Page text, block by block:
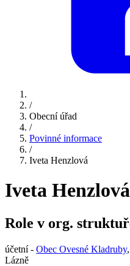
/
Obecní úřad
/
Povinné informace
/
Iveta Henzlová
Iveta Henzlová
Role v org.
účetní - Obec Ovesné Kladruby
Lázně